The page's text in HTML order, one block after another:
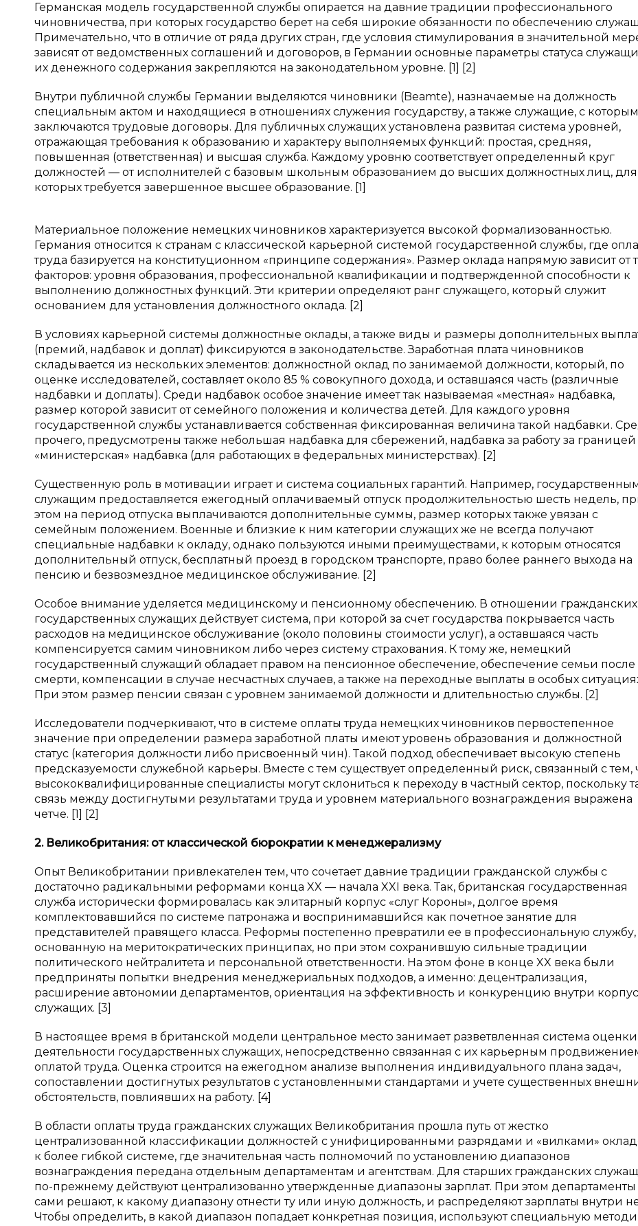
Германская модель государственной службы опирается на давние традиции профессионального
чиновничества, при которых государство берет на себя широкие обязанности по обеспечению
Примечательно, что в отличие от ряда других стран, где условия стимулирования в значительной
зависят от ведомственных соглашений и договоров, в Германии основные параметры статуса
их денежного содержания закрепляются на законодательном уровне. [1] [2]
Внутри публичной службы Германии выделяются чиновники (Beamte), назначаемые на должность
специальным актом и находящиеся в отношениях служения государству, а также служащие, с
заключаются трудовые договоры. Для публичных служащих установлена развитая система уровней,
отражающая требования к образованию и характеру выполняемых функций: простая, средняя,
повышенная (ответственная) и высшая служба. Каждому уровню соответствует определенный круг
должностей — от исполнителей с базовым школьным образованием до высших должностных лиц, для
которых требуется завершенное высшее образование. [1]
Материальное положение немецких чиновников характеризуется высокой формализованностью.
Германия относится к странам с классической карьерной системой государственной службы, где
труда базируется на конституционном «принципе содержания». Размер оклада напрямую зависит от
факторов: уровня образования, профессиональной квалификации и подтвержденной способности к
выполнению должностных функций. Эти критерии определяют ранг служащего, который служит
основанием для установления должностного оклада. [2]
В условиях карьерной системы должностные оклады, а также виды и размеры дополнительных
(премий, надбавок и доплат) фиксируются в законодательстве. Заработная плата чиновников
складывается из нескольких элементов: должностной оклад по занимаемой должности, который, по
оценке исследователей, составляет около 85 % совокупного дохода, и оставшаяся часть (различные
надбавки и доплаты). Среди надбавок особое значение имеет так называемая «местная» надбавка,
размер которой зависит от семейного положения и количества детей. Для каждого уровня
государственной службы устанавливается собственная фиксированная величина такой надбавки.
прочего, предусмотрены также небольшая надбавка для сбережений, надбавка за работу за границей
«министерская» надбавка (для работающих в федеральных министерствах). [2]
Существенную роль в мотивации играет и система социальных гарантий. Например,
служащим предоставляется ежегодный оплачиваемый отпуск продолжительностью шесть недель,
этом на период отпуска выплачиваются дополнительные суммы, размер которых также увязан с
семейным положением. Военные и близкие к ним категории служащих же не всегда получают
специальные надбавки к окладу, однако пользуются иными преимуществами, к которым относятся
дополнительный отпуск, бесплатный проезд в городском транспорте, право более раннего выхода на
пенсию и безвозмездное медицинское обслуживание. [2]
Особое внимание уделяется медицинскому и пенсионному обеспечению. В отношении гражданских
государственных служащих действует система, при которой за счет государства покрывается часть
расходов на медицинское обслуживание (около половины стоимости услуг), а оставшаяся часть
компенсируется самим чиновником либо через систему страхования. К тому же, немецкий
государственный служащий обладает правом на пенсионное обеспечение, обеспечение семьи после
смерти, компенсации в случае несчастных случаев, а также на переходные выплаты в особых
При этом размер пенсии связан с уровнем занимаемой должности и длительностью службы. [2]
Исследователи подчеркивают, что в системе оплаты труда немецких чиновников первостепенное
значение при определении размера заработной платы имеют уровень образования и должностной
статус (категория должности либо присвоенный чин). Такой подход обеспечивает высокую степень
предсказуемости служебной карьеры. Вместе с тем существует определенный риск, связанный с тем,
высококвалифицированные специалисты могут склониться к переходу в частный сектор, поскольку
связь между достигнутыми результатами труда и уровнем материального вознаграждения выражена
четче. [1] [2]
2. Великобритания: от классической бюрократии к менеджерализму
Опыт Великобритании привлекателен тем, что сочетает давние традиции гражданской службы с
достаточно радикальными реформами конца XX — начала XXI века. Так, британская государственная
служба исторически формировалась как элитарный корпус «слуг Короны», долгое время
комплектовавшийся по системе патронажа и воспринимавшийся как почетное занятие для
представителей правящего класса. Реформы постепенно превратили ее в профессиональную службу,
основанную на меритократических принципах, но при этом сохранившую сильные традиции
политического нейтралитета и персональной ответственности. На этом фоне в конце XX века были
предприняты попытки внедрения менеджериальных подходов, а именно: децентрализация,
расширение автономии департаментов, ориентация на эффективность и конкуренцию внутри
служащих. [3]
В настоящее время в британской модели центральное место занимает разветвленная система оценки
деятельности государственных служащих, непосредственно связанная с их карьерным
оплатой труда. Оценка строится на ежегодном анализе выполнения индивидуального плана задач,
сопоставлении достигнутых результатов с установленными стандартами и учете существенных
обстоятельств, повлиявших на работу. [4]
В области оплаты труда гражданских служащих Великобритания прошла путь от жестко
централизованной классификации должностей с унифицированными разрядами и «вилками»
к более гибкой системе, где значительная часть полномочий по установлению диапазонов
вознаграждения передана отдельным департаментам и агентствам. Для старших гражданских
по-прежнему действуют централизованно утвержденные диапазоны зарплат. При этом департаменты
сами решают, к какому диапазону отнести ту или иную должность, и распределяют зарплаты внутри
Чтобы определить, в какой диапазон попадает конкретная позиция, используют специальную